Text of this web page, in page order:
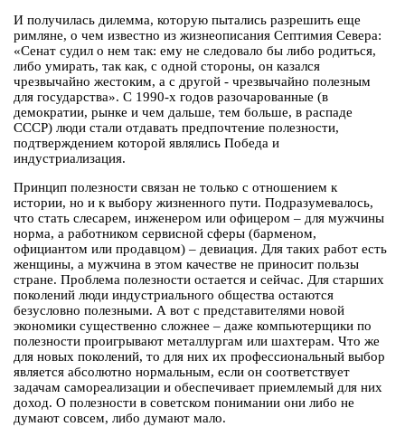
И получилась дилемма, которую пытались разрешить еще
римляне, о чем известно из жизнеописания Септимия Севера:
«Сенат судил о нем так: ему не следовало бы либо родиться,
либо умирать, так как, с одной стороны, он казался
чрезвычайно жестоким, а с другой - чрезвычайно полезным
для государства». С 1990-х годов разочарованные (в
демократии, рынке и чем дальше, тем больше, в распаде
СССР) люди стали отдавать предпочтение полезности,
подтверждением которой являлись Победа и
индустриализация.
Принцип полезности связан не только с отношением к
истории, но и к выбору жизненного пути. Подразумевалось,
что стать слесарем, инженером или офицером – для мужчины
норма, а работником сервисной сферы (барменом,
официантом или продавцом) – девиация. Для таких работ есть
женщины, а мужчина в этом качестве не приносит пользы
стране. Проблема полезности остается и сейчас. Для старших
поколений люди индустриального общества остаются
безусловно полезными. А вот с представителями новой
экономики существенно сложнее – даже компьютерщики по
полезности проигрывают металлургам или шахтерам. Что же
для новых поколений, то для них их профессиональный выбор
является абсолютно нормальным, если он соответствует
задачам самореализации и обеспечивает приемлемый для них
доход. О полезности в советском понимании они либо не
думают совсем, либо думают мало.